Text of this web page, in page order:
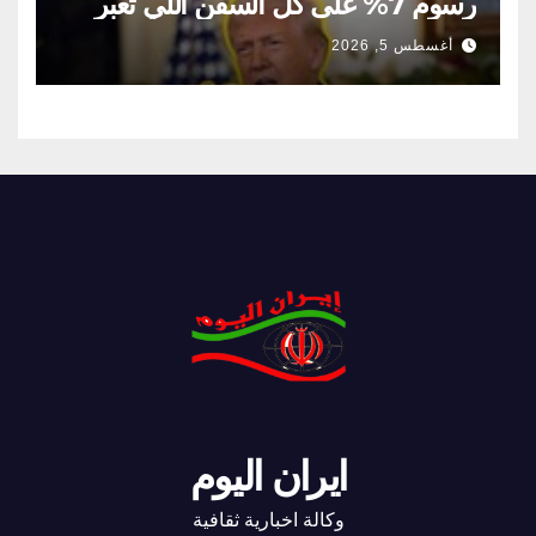
مضيق هرمز
أغسطس 5, 2026
ايران اليوم
وكالة اخبارية ثقافية